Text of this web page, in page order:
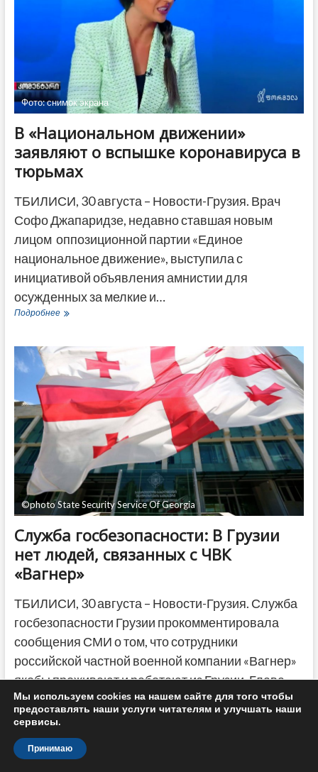
Фото: снимок экрана
В «Национальном движении»
заявляют о вспышке коронавируса в
тюрьмах
ТБИЛИСИ, 30 августа – Новости-Грузия. Врач
Софо Джапаридзе, недавно ставшая новым
лицом оппозиционной партии «Единое
национальное движение», выступила с
инициативой объявления амнистии для
осужденных за мелкие и…
ПодробнееВ
заявляют
вспышке
коронавируса
тюрьмах
©photo State Security Service Of Georgia
Служба госбезопасности: В Грузии
нет людей, связанных с ЧВК
«Вагнер»
ТБИЛИСИ, 30 августа – Новости-Грузия. Служба
госбезопасности Грузии прокомментировала
сообщения СМИ о том, что сотрудники
российской частной военной компании «Вагнер»
якобы проживают и работают из Грузии. Глава…
ПодробнееСлужба
госбезопасности:
нет
людей,
Мы используем cookies на нашем сайте для того чтобы
предоставлять наши услуги читателям и улучшать наши
сервисы.
Принимаю